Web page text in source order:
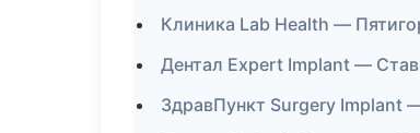
Клиника Lab Health —
Дентал Expert Implant —
ЗдравПункт Surgery Implant